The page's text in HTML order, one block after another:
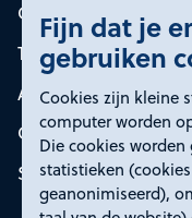
Fijn dat je
gebruiken
Cookies zijn kleine
computer worden
Die cookies
statistieken
geanonimiseerd),
Container huren
Tarieven
Afvalsoorten
Onze oplossingen
Service en contact